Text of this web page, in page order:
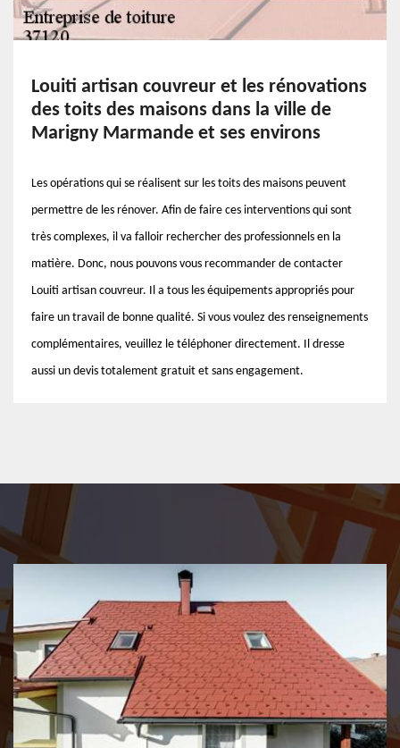
Louiti artisan couvreur et les rénovations
des toits des maisons dans la ville de
Marigny Marmande et ses environs
Les opérations qui se réalisent sur les toits des maisons peuvent
permettre de les rénover. Afin de faire ces interventions qui sont
très complexes, il va falloir rechercher des professionnels en la
matière. Donc, nous pouvons vous recommander de contacter
Louiti artisan couvreur. Il a tous les équipements appropriés pour
faire un travail de bonne qualité. Si vous voulez des renseignements
complémentaires, veuillez le téléphoner directement. Il dresse
aussi un devis totalement gratuit et sans engagement.